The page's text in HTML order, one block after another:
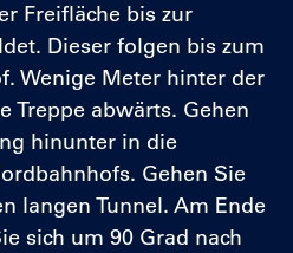
Freifläche bis zur
Dieser folgen bis zum
Wenige Meter hinter der
Treppe abwärts. Gehen
hinunter in die
Gehen Sie
langen Tunnel. Am Ende
sich um 90 Grad nach